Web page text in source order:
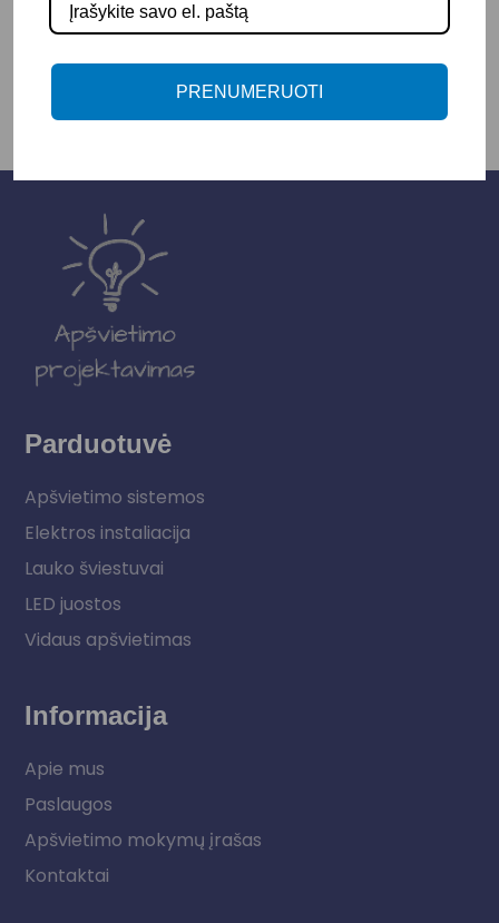
Į KREPŠELĮ
Parduotuvė
Apšvietimo sistemos
Elektros instaliacija
Lauko šviestuvai
LED juostos
Vidaus apšvietimas
Informacija
Apie mus
Paslaugos
Apšvietimo mokymų įrašas
Kontaktai
PRENUMERUOTI